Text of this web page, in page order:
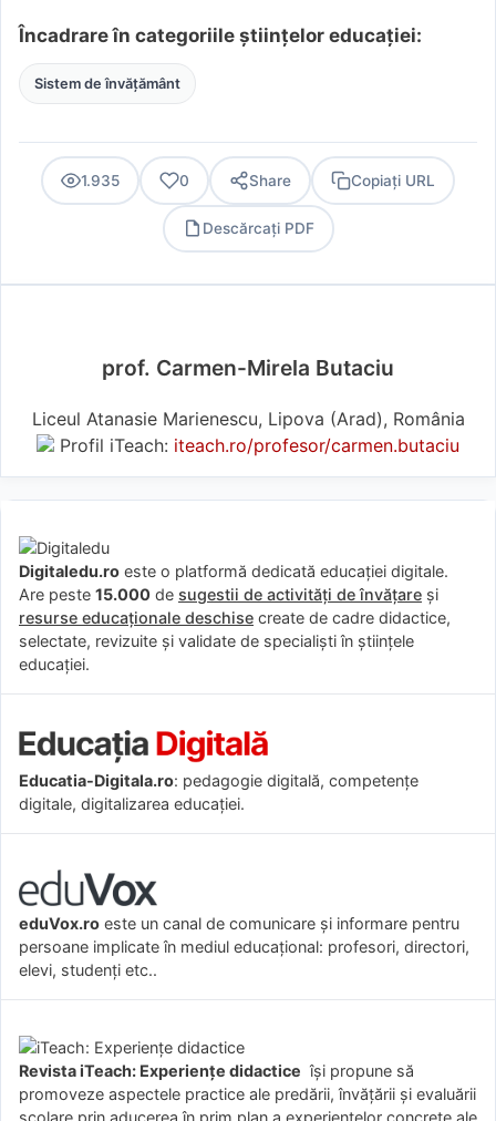
Încadrare în categoriile științelor educației:
Sistem de învățământ
1.935 0 Share Copiați URL
Descărcați PDF
prof. Carmen-Mirela Butaciu
Liceul Atanasie Marienescu, Lipova (Arad), România
Profil iTeach: iteach.ro/profesor/carmen.butaciu
Digitaledu.ro este o platformă dedicată educației digitale.
Are peste 15.000 de sugestii de activități de învățare și
resurse educaționale deschise create de cadre didactice,
selectate, revizuite și validate de specialiști în științele
educației.
Educatia-Digitala.ro: pedagogie digitală, competențe
digitale, digitalizarea educației.
eduVox.ro este un canal de comunicare și informare pentru
persoane implicate în mediul educațional: profesori, directori,
elevi, studenți etc..
Revista iTeach: Experienţe didactice îşi propune să
promoveze aspectele practice ale predării, învăţării şi evaluării